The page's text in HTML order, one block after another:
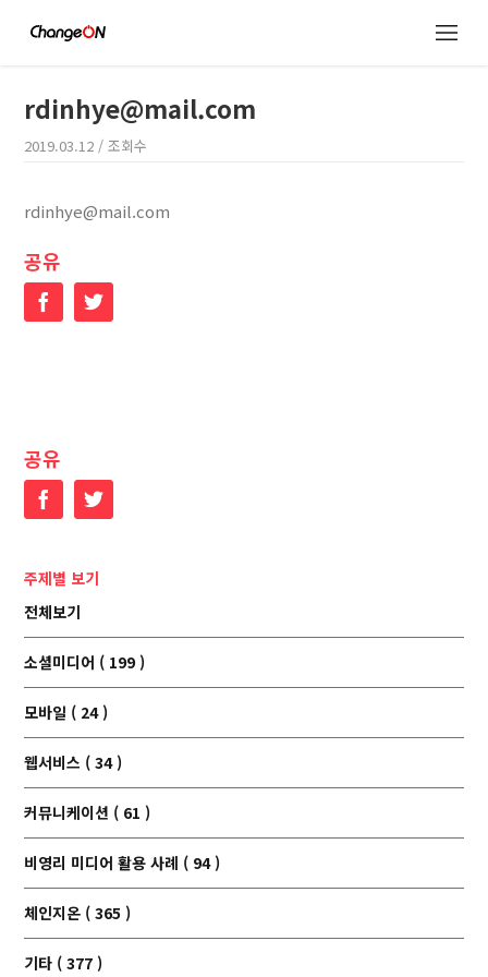
rdinhye@mail.com
2019.03.12 / 조회수
rdinhye@mail.com
공유
FacebookTwitter
공유
FacebookTwitter
주제별 보기
전체보기
소셜미디어 ( 199 )
모바일 ( 24 )
웹서비스 ( 34 )
커뮤니케이션 ( 61 )
비영리 미디어 활용 사례 ( 94 )
체인지온 ( 365 )
기타 ( 377 )